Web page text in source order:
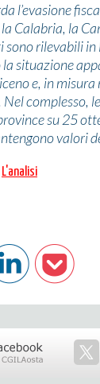
l’evasione
Calabria, la
rilevabili in
la situazione
e, in
complesso,
su 25
valori
L'analisi